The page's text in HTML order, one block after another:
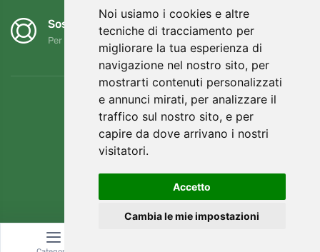
Noi usiamo i cookies e altre
tecniche di tracciamento per
migliorare la tua esperienza di
navigazione nel nostro sito, per
mostrarti contenuti personalizzati
e annunci mirati, per analizzare il
traffico sul nostro sito, e per
capire da dove arrivano i nostri
visitatori.
Accetto
Cambia le mie impostazioni
Sosteniamo Trees.org
Per ogni ordine piantiamo un albero! Leggi di più